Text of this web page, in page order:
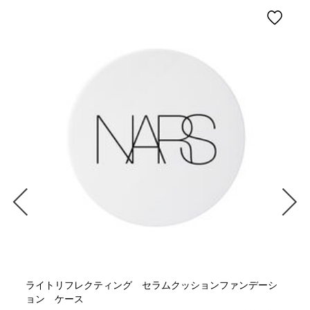
ライトリフレクティング セラムクッションファンデーシ
ョン ケース